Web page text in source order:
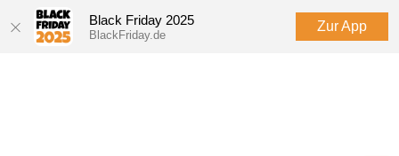
Black Friday 2025
BlackFriday.de
Zur App